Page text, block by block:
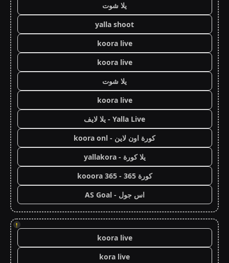
يلا شوت
yalla shoot
koora live
koora live
يلا شوت
koora live
Yalla Live - يلا لايف
كورة اون لاين - koora onl
يلا كورة - yallakora
كورة 365 - kooora 365
اس جول - AS Goal
!
koora live
kora live